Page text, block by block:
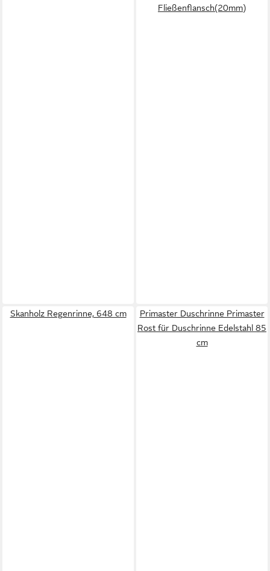
Fließenflansch(20mm)
Skanholz Regenrinne, 648 cm
Primaster Duschrinne Primaster
Rost für Duschrinne Edelstahl 85
cm